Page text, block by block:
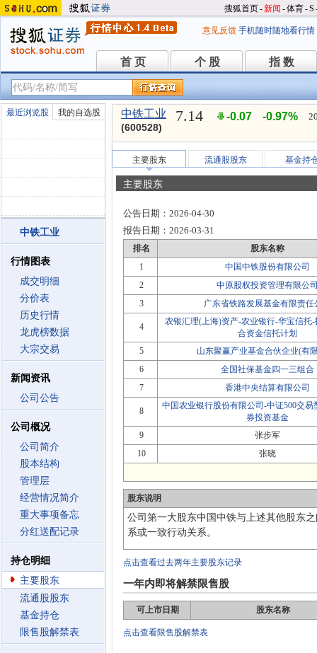
搜狐首页-新闻 -体育-S
意见反馈 手机随时随地看行情
首 页
首 页 个 股
个 股 指 数
指 数
最近浏览股 我的自选股
中铁工业
行情图表
成交明细
分价表
历史行情
龙虎榜数据
大宗交易
新闻资讯
公司公告
公司概况
公司简介
股本结构
管理层
经营情况简介
重大事项备忘
分红送配记录
持仓明细
主要股东
流通股股东
基金持仓
限售股解禁表
中铁工业
(600528)
7.14 -0.07 -0.97%
主要股东 流通股股东 基金持
主要股东
公告日期： 2026-04-30
报告日期： 2026-03-31
排名
股东名称
1
中国中铁股份有限公司
2
中原股权投资管理有限公
3
广东省铁路发展基金有限责任
4
农银汇理(上海)资产-农业银行-华宝信托
合资金信托计划
5
山东聚赢产业基金合伙企业(有
6
全国社保基金四一三组合
7
香港中央结算有限公司
8
中国农业银行股份有限公司-中证500交易
券投资基金
9
张步军
10
张晓
股东说明
公司第一大股东中国中铁与上述其他股东
系或一致行动关系。
点击查看过去两年主要股东记录
一年内即将解禁限售股
可上市日期 股东名称
点击查看限售股解禁表